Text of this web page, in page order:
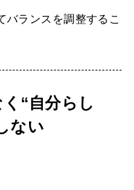
バランスを調整するこ
“自分らし
ない